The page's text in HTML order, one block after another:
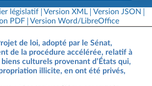
législatif Version XML
Version JSON
PDF
Version Word/LibreOffice
de loi, adopté par le Sénat,
de la procédure accélérée, relatif à
culturels provenant d’États qui,
illicite, en ont été privés,